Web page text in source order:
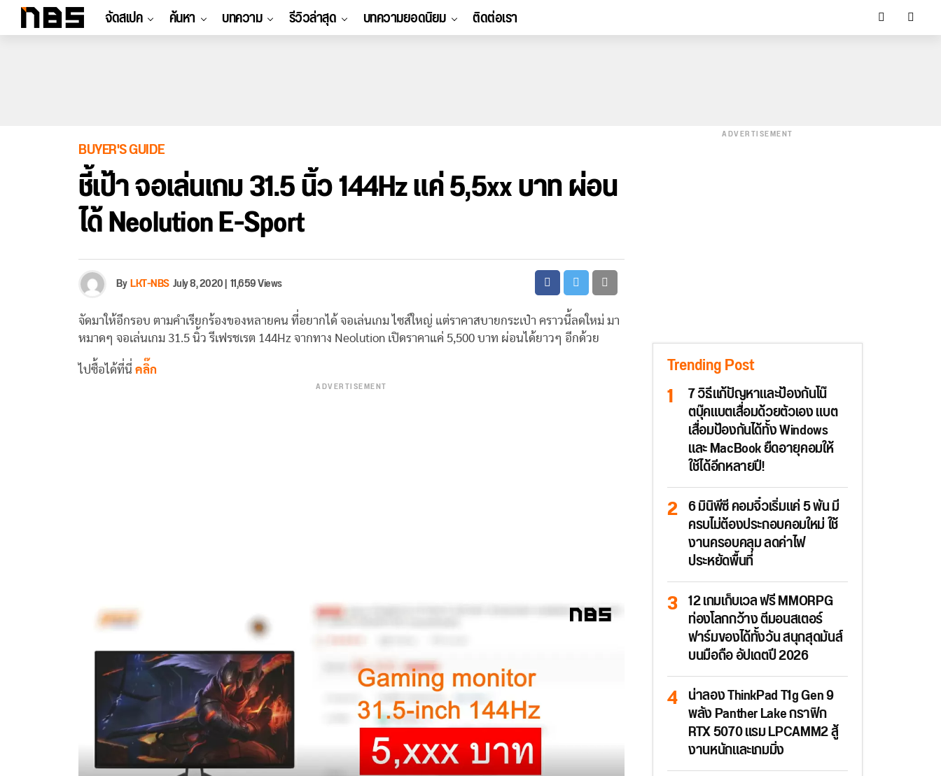
จัดสเปค ค้นหา บทความ รีวิวล่าสุด บทความยอดนิยม ติดต่อเรา
BUYER'S GUIDE
ชี้เป้า จอเล่นเกม 31.5 นิ้ว 144Hz แค่ 5,5xx บาท ผ่อน
ได้ Neolution E-Sport
ByLKT-NBSJuly 8, 2020|11,659 Views
จัดมาให้อีกรอบ ตามคำเรียกร้องของหลายคน ที่อยากได้ จอเล่นเกม ไซส์ใหญ่ แต่ราคาสบายกระเป๋า คราวนี้ลดใหม่ มา
หมาดๆ จอเล่นเกม 31.5 นิ้ว รีเฟรชเรต 144Hz จากทาง Neolution เปิดราคาแค่ 5,500 บาท ผ่อนได้ยาวๆ อีกด้วย
ไปซื้อได้ที่นี่ คลิ๊ก
ADVERTISEMENT
ADVERTISEMENT
Trending Post
7 วิธีแก้ปัญหาและป้องกันโน๊
ตบุ๊คแบตเสื่อมด้วยตัวเอง แบต
เสื่อมป้องกันได้ทั้ง Windows
และ MacBook ยืดอายุคอมให้
ใช้ได้อีกหลายปี!
6 มินิพีซี คอมจิ๋วเริ่มแค่ 5 พัน มี
ครบไม่ต้องประกอบคอมใหม่ ใช้
งานครอบคลุม ลดค่าไฟ
ประหยัดพื้นที่
12 เกมเก็บเวล ฟรี MMORPG
ท่องโลกกว้าง ตีมอนสเตอร์
ฟาร์มของได้ทั้งวัน สนุกสุดมันส์
บนมือถือ อัปเดตปี 2026
น่าลอง ThinkPad T1g Gen 9
พลัง Panther Lake กราฟิก
RTX 5070 แรม LPCAMM2 สู้
งานหนักและเกมมิ่ง